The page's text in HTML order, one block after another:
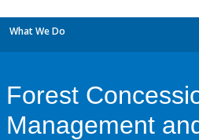
What We Do
Forest
Management